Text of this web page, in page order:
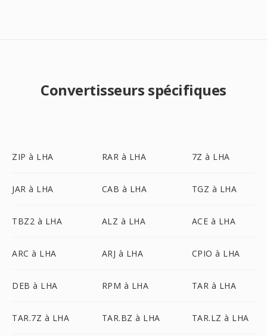
Convertisseurs spécifiques
ZIP à LHA RAR à LHA 7Z à LHA
JAR à LHA CAB à LHA TGZ à LHA
TBZ2 à LHA ALZ à LHA ACE à LHA
ARC à LHA ARJ à LHA CPIO à LHA
DEB à LHA RPM à LHA TAR à LHA
TAR.7Z à LHA TAR.BZ à LHA TAR.LZ à LHA